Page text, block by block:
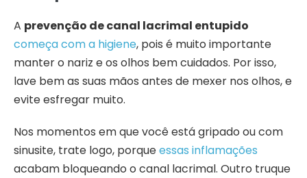
A prevenção de canal lacrimal entupido
começa com a higiene, pois é muito importante
manter o nariz e os olhos bem cuidados. Por isso,
lave bem as suas mãos antes de mexer nos olhos, e
evite esfregar muito.
Nos momentos em que você está gripado ou com
sinusite, trate logo, porqueessas inflamações
acabam bloqueando o canal lacrimal. Outro truque